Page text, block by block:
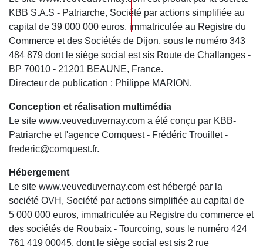
KBB S.A.S - Patriarche, Société par actions simplifiée au
capital de 39 000 000 euros, immatriculée au Registre du
Commerce et des Sociétés de Dijon, sous le numéro 343
484 879 dont le siège social est sis Route de Challanges -
BP 70010 - 21201 BEAUNE, France.
Directeur de publication : Philippe MARION.
Conception et réalisation multimédia
Le site www.veuveduvernay.com a été conçu par KBB-
Patriarche et l'agence Comquest - Frédéric Trouillet -
frederic@comquest.fr.
Hébergement
Le site www.veuveduvernay.com est hébergé par la
société OVH, Société par actions simplifiée au capital de
5 000 000 euros, immatriculée au Registre du commerce et
des sociétés de Roubaix - Tourcoing, sous le numéro 424
761 419 00045, dont le siège social est sis 2 rue